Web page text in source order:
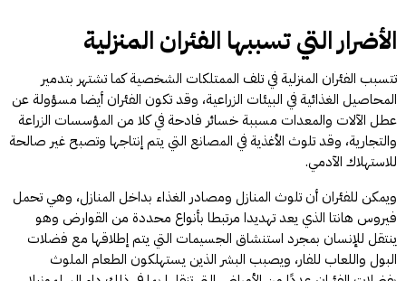
الأضرار التي تسببها الفئران المنزلية
تتسبب الفئران المنزلية في تلف الممتلكات الشخصية كما تشتهر بتدمير
المحاصيل الغذائية في البيئات الزراعية، وقد تكون الفئران أيضا مسؤولة عن
عطل الآلات والمعدات مسببة خسائر فادحة في كلا من المؤسسات الزراعة
والتجارية، وقد تلوث الأغذية في المصانع التي يتم إنتاجها وتصبح غير صالحة
للاستهلاك الآدمي.
ويمكن للفئران أن تلوث المنازل ومصادر الغذاء بداخل المنازل، وهي تحمل
فيروس هانتا الذي يعد تهديدا مرتبطا بأنواع محددة من القوارض وهو
ينتقل للإنسان بمجرد استنشاق الجسيمات التي يتم إطلاقها مع فضلات
البول واللعاب للفار، ويصبب البشر الذين يستهلكون الطعام الملوث